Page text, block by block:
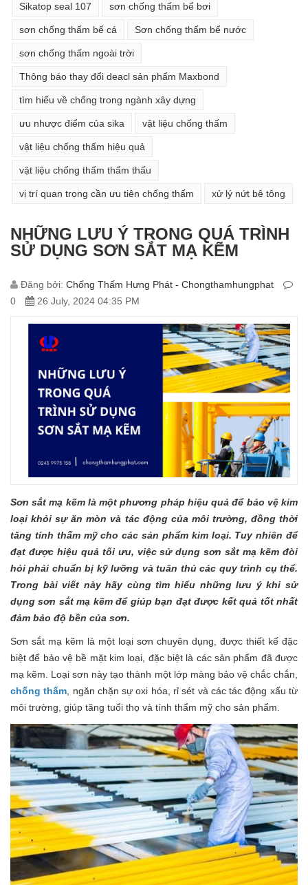
Sikatop seal 107 sơn chống thấm bể bơi
sơn chống thấm bể cá Sơn chống thấm bể nước
sơn chống thấm ngoài trời
Thông báo thay đổi deacl sản phẩm Maxbond
tìm hiểu về chống trong ngành xây dựng
ưu nhược điểm của sika vật liệu chống thấm
vật liệu chống thấm hiệu quả
vật liệu chống thấm thẩm thấu
vị trí quan trọng cần ưu tiên chống thấm xử lý nứt bê tông
NHỮNG LƯU Ý TRONG QUÁ TRÌNH
SỬ DỤNG SƠN SẮT MẠ KẼM
Đăng bởi: Chống Thấm Hưng Phát - Chongthamhungphat
0
26 July, 2024 04:35 PM
Sơn sắt mạ kẽm là một phương pháp hiệu quả để bảo vệ kim
loại khỏi sự ăn mòn và tác động của môi trường, đồng thời
tăng tính thấm mỹ cho các sản phẩm kim loại. Tuy nhiên để
đạt được hiệu quả tối ưu, việc sử dụng sơn sắt mạ kẽm đòi
hỏi phải chuẩn bị kỹ lưỡng và tuân thủ các quy trình cụ thể.
Trong bài viết này hãy cùng tìm hiểu những lưu ý khi sử
dụng sơn sắt mạ kẽm để giúp bạn đạt được kết quả tốt nhất
đảm bảo độ bền của sơn.
Sơn sắt mạ kẽm là một loại sơn chuyên dụng, được thiết kế đặc
biệt để bảo vệ bề mặt kim loại, đặc biệt là các sản phẩm đã được
mạ kẽm. Loại sơn này tạo thành một lớp màng bảo vệ chắc chắn,
chống thấm , ngăn chặn sự oxi hóa, rỉ sét và các tác động xấu từ
môi trường, giúp tăng tuổi thọ và tính thẩm mỹ cho sản phẩm.